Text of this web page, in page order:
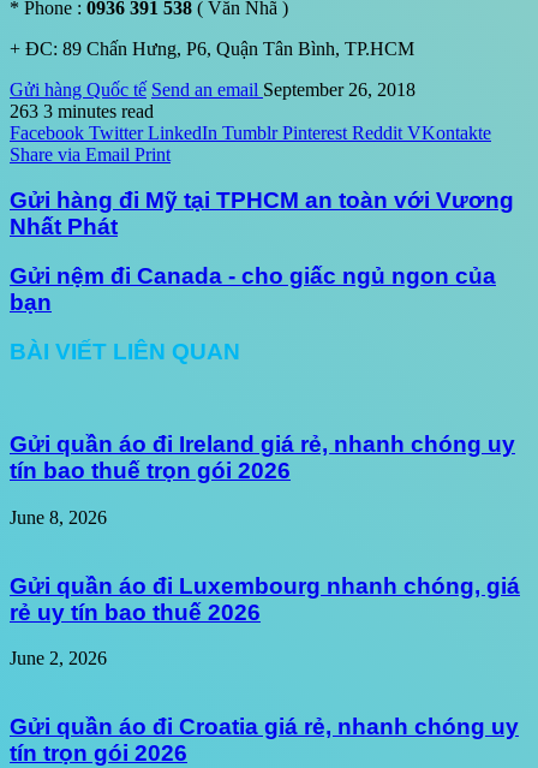
* Phone : 0936 391 538 ( Văn Nhã )
+ ĐC: 89 Chấn Hưng, P6, Quận Tân Bình, TP.HCM
Gửi hàng Quốc tế Send an email September 26, 2018
263 3 minutes read
Facebook Twitter LinkedIn Tumblr Pinterest Reddit VKontakte
Share via Email Print
Gửi hàng đi Mỹ tại TPHCM an toàn với Vương
Nhất Phát
Gửi nệm đi Canada - cho giấc ngủ ngon của
bạn
BÀI VIẾT LIÊN QUAN
Gửi quần áo đi Ireland giá rẻ, nhanh chóng uy
tín bao thuế trọn gói 2026
June 8, 2026
Gửi quần áo đi Luxembourg nhanh chóng, giá
rẻ uy tín bao thuế 2026
June 2, 2026
Gửi quần áo đi Croatia giá rẻ, nhanh chóng uy
tín trọn gói 2026